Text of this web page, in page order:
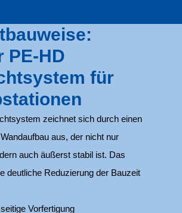
PE-HD
für
zeichnet sich durch einen
aus, der nicht nur
auch äußerst stabil ist. Das
deutliche Reduzierung der Bauzeit
Vorfertigung